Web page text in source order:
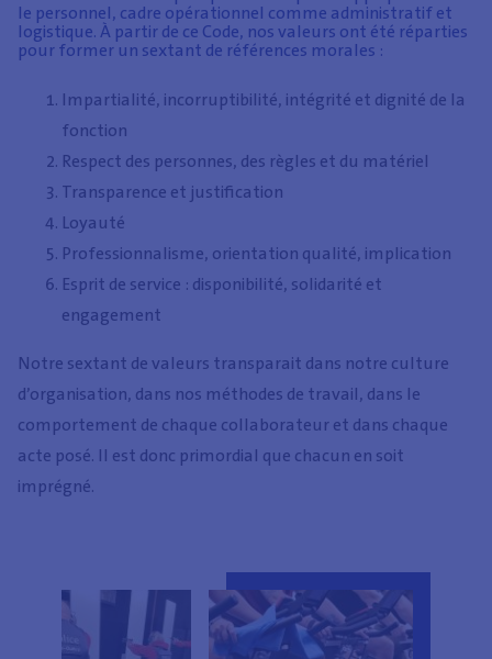
le personnel, cadre opérationnel comme administratif et
logistique. À partir de ce Code, nos valeurs ont été réparties
pour former un sextant de références morales :
Impartialité, incorruptibilité, intégrité et dignité de la
fonction
Respect des personnes, des règles et du matériel
Transparence et justification
Loyauté
Professionnalisme, orientation qualité, implication
Esprit de service : disponibilité, solidarité et
engagement
Notre sextant de valeurs transparait dans notre culture
d’organisation, dans nos méthodes de travail, dans le
comportement de chaque collaborateur et dans chaque
acte posé. Il est donc primordial que chacun en soit
imprégné.